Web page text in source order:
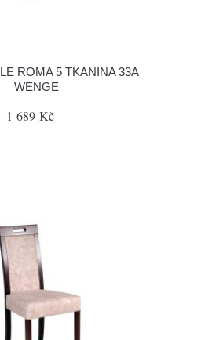
ROMA 5 TKANINA 33A
WENGE
1 689 Kč